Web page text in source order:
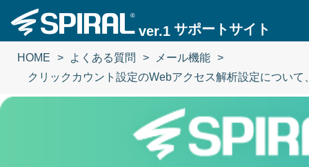
ver.1 サポートサイト
HOME よくある質問
メール機能
クリックカウント設定のWebアクセス解析設定につい